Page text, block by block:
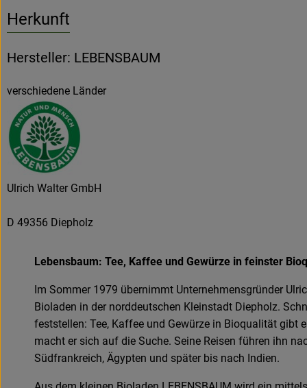
Herkunft
Hersteller: LEBENSBAUM
verschiedene Länder
Ulrich Walter GmbH
D 49356 Diepholz
Lebensbaum: Tee, Kaffee und Gewürze in feinster
Im Sommer 1979 übernimmt Unternehmensgründer
Bioladen in der norddeutschen Kleinstadt Diepholz.
feststellen: Tee, Kaffee und Gewürze in Bioqualität gibt
macht er sich auf die Suche. Seine Reisen führen ihn
Südfrankreich, Ägypten und später bis nach Indien.